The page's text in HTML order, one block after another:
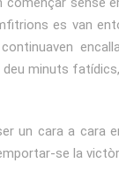
es van
minuts
un cara a cara
se la